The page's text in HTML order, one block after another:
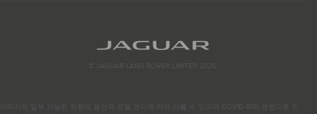
© JAGUAR LAND ROVER LIMITED 2026
이미지의 일부 기능은 차량의 옵션과 모델 연식에 따라 다를 수 있으며 COVID-19의 영향으로 인